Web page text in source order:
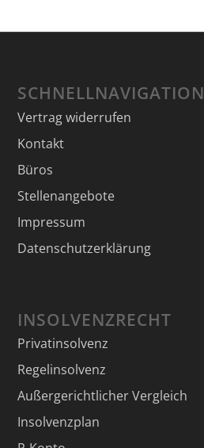
SCHNELLNAVIGATION
Vertrag widerrufen
Kontakt
Büros
Stellenangebote
Impressum
Datenschutzerklärung
INSOLVENZRECHT
Privatinsolvenz
Regelinsolvenz
Außergerichtlicher Vergleich
Insolvenzplan